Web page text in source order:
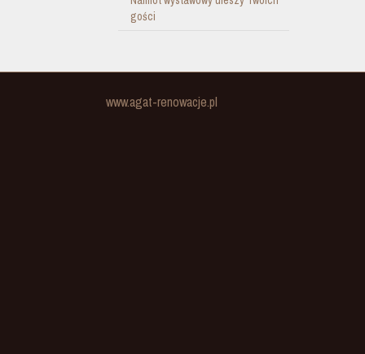
gości
www.agat-renowacje.pl